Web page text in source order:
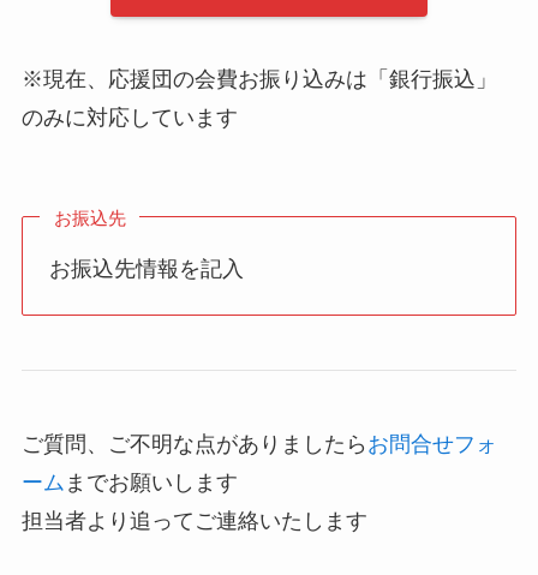
※現在、応援団の会費お振り込みは「銀行振込」
のみに対応しています
お振込先
お振込先情報を記入
ご質問、ご不明な点がありましたら お問合せフォ
ーム までお願いします
担当者より追ってご連絡いたします